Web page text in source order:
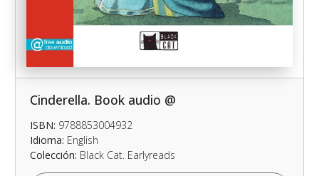
Cinderella. Book audio @
ISBN: 9788853004932
Idioma: English
Colección: Black Cat. Earlyreads